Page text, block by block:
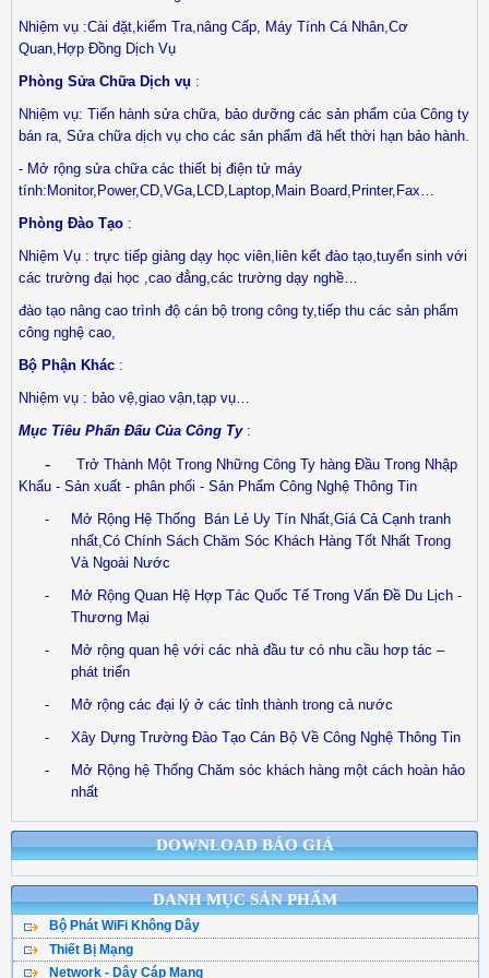
DOWNLOAD BÁO GIÁ
DANH MỤC SẢN PHẨM
Bộ Phát WiFi Không Dây
Bộ Phát WiFi TPLink
Thiết Bị Mạng
WiFi Mesh
Network - Dây Cáp Mạng
Nhiệm vụ :Cài đặt,kiểm Tra,nâng Cấp, Máy Tính Cá Nhân,Cơ
Quan,Hợp Đồng Dịch Vụ
Phòng Sửa Chữa Dịch vụ :
Nhiệm vụ: Tiến hành sửa chữa, bảo dưỡng các sản phẩm của Công ty
bán ra, Sửa chữa dịch vụ cho các sản phẩm đã hết thời hạn bảo hành.
- Mở rộng sửa chữa các thiết bị điện tử máy
tính:Monitor,Power,CD,VGa,LCD,Laptop,Main Board,Printer,Fax…
Phòng Đào Tạo :
Nhiệm Vụ : trực tiếp giảng dạy học viên,liên kết đào tạo,tuyển sinh với
các trường đại học ,cao đẳng,các trường dạy nghề…
đào tạo nâng cao trình độ cán bộ trong công ty,tiếp thu các sản phẩm
công nghệ cao,
Bộ Phận Khác :
Nhiệm vụ : bảo vệ,giao vận,tạp vụ…
Mục Tiêu Phấn Đấu Của Công Ty:
-
Trở Thành Một Trong Những Công Ty hàng Đầu Trong Nhập
Khẩu - Sản xuất - phân phối - Sản Phẩm Công Nghệ Thông Tin
-
Mở Rộng Hệ Thống
Bán Lẻ Uy Tín Nhất,Giá Cả Cạnh tranh
nhất,Có Chính Sách Chăm Sóc Khách Hàng Tốt Nhất Trong
Và Ngoài Nước
-
Mở Rộng Quan Hệ Hợp Tác Quốc Tế Trong Vấn Đề Du Lịch -
Thương Mại
-
Mở rộng quan hệ với các nhà đầu tư có nhu cầu hơp tác –
phát triển
-
Mở rộng các đại lý ở các tỉnh thành trong cả nước
-
Xây Dựng Trường Đào Tạo Cán Bộ Về Công Nghệ Thông Tin
-
Mở Rộng hệ Thống Chăm sóc khách hàng một cách hoàn hảo
nhất